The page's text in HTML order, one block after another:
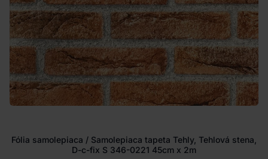
Fólia samolepiaca / Samolepiaca tapeta Tehly, Tehlová stena,
D-c-fix S 346-0221 45cm x 2m